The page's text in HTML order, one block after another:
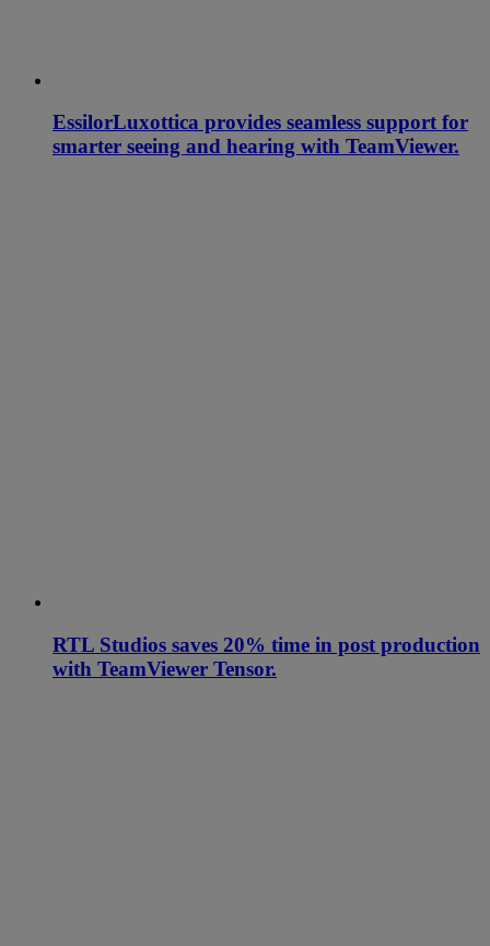
EssilorLuxottica provides seamless support for
smarter seeing and hearing with TeamViewer.
RTL Studios saves 20% time in post production
with TeamViewer Tensor.